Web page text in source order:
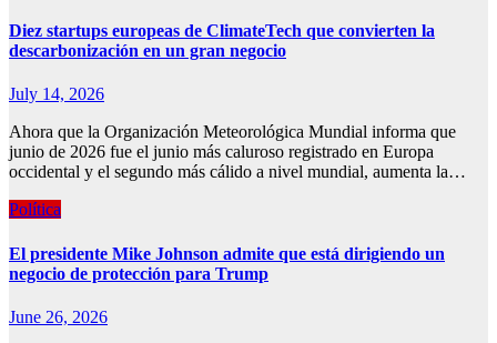
Diez startups europeas de ClimateTech que convierten la
descarbonización en un gran negocio
July 14, 2026
Ahora que la Organización Meteorológica Mundial informa que
junio de 2026 fue el junio más caluroso registrado en Europa
occidental y el segundo más cálido a nivel mundial, aumenta la…
Política
El presidente Mike Johnson admite que está dirigiendo un
negocio de protección para Trump
June 26, 2026